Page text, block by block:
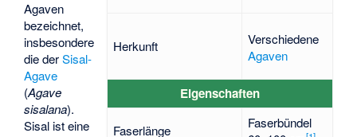
Herkunft
Verschiedene
Agaven
Eigenschaften
Faserlänge
Faserbündel
Agaven
bezeichnet,
insbesondere
die derSisal-
Agave
(Agave
sisalana).
Sisal ist eine